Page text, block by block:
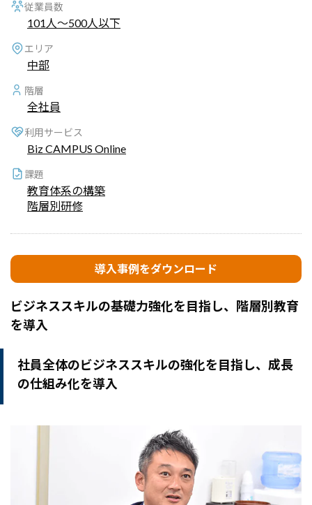
従業員数
101人～500人以下
エリア
中部
階層
全社員
利用サービス
Biz CAMPUS Online
課題
教育体系の構築
階層別研修
導入事例をダウンロード
ビジネススキルの基礎力強化を目指し、階層別教育
を導入
社員全体のビジネススキルの強化を目指し、成長
の仕組み化を導入